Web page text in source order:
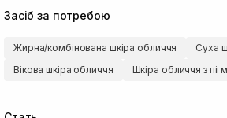
Засіб за потребою
Жирна/комбінована шкіра обличчя Суха
Вікова шкіра обличчя
Шкіра обличчя з